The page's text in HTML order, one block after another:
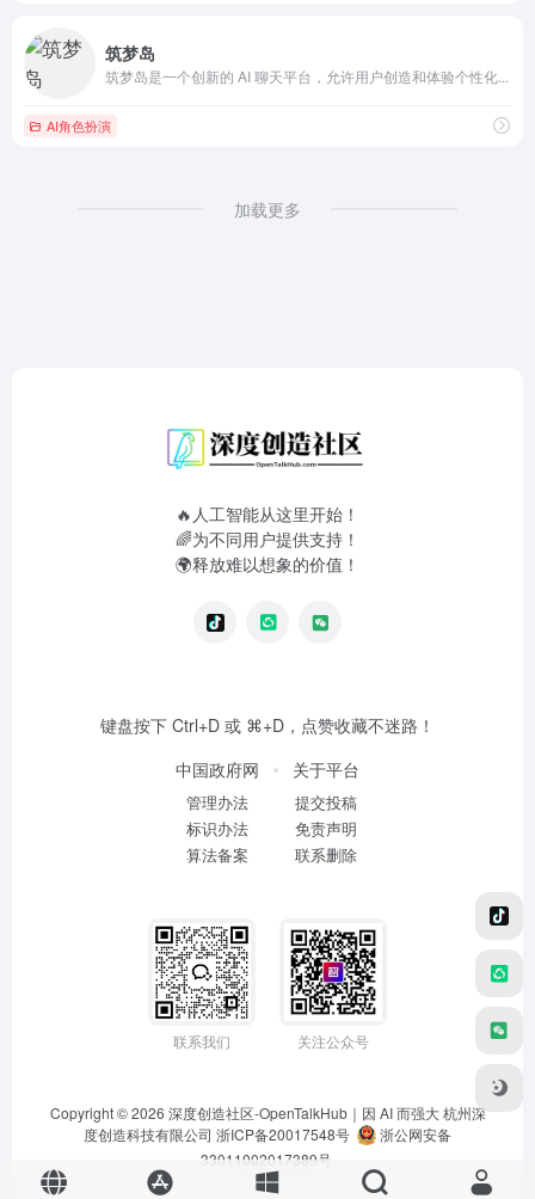
筑梦岛
筑梦岛是一个创新的 AI 聊天平台，允许用户创造和体验个性化...
AI角色扮演
加载更多
🔥人工智能从这里开始！
🌈为不同用户提供支持！
🌍释放难以想象的价值！
键盘按下 Ctrl+D 或 ⌘+D，点赞收藏不迷路！
中国政府网
管理办法
标识办法
算法备案
关于平台
提交投稿
免责声明
联系删除
联系我们 关注公众号
Copyright © 2026 深度创造社区-OpenTalkHub｜因 AI 而强大 杭州深
度创造科技有限公司 浙ICP备20017548号
浙公网安备
33011002017389号